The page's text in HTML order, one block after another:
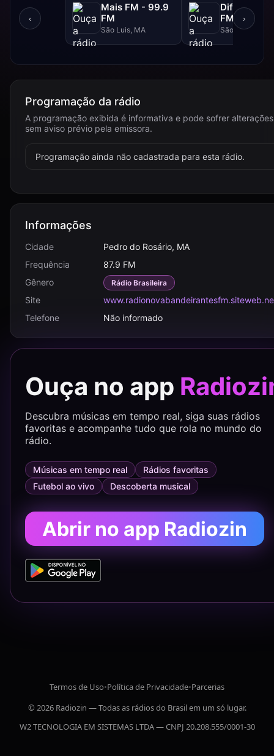
‹
Mais FM - 99.9
FM
São Luis, MA
Difusora -
FM
São Luís, MA
›
Programação da rádio
A programação exibida é informativa e pode sofrer alterações
sem aviso prévio pela emissora.
Programação ainda não cadastrada para esta rádio.
Informações
Cidade
Pedro do Rosário, MA
Frequência
87.9 FM
Gênero
Rádio Brasileira
Site
Telefone
Não informado
Ouça no app
Descubra músicas em tempo real, siga suas rádios
favoritas e acompanhe tudo que rola no mundo do
rádio.
Músicas em tempo real
Rádios favoritas
Futebol ao vivo
Descoberta musical
Abrir no app Radiozin
Termos de Uso•Política de Privacidade•Parcerias
© 2026 Radiozin — Todas as rádios do Brasil em um só lugar.
W2 TECNOLOGIA EM SISTEMAS LTDA — CNPJ 20.208.555/0001-30